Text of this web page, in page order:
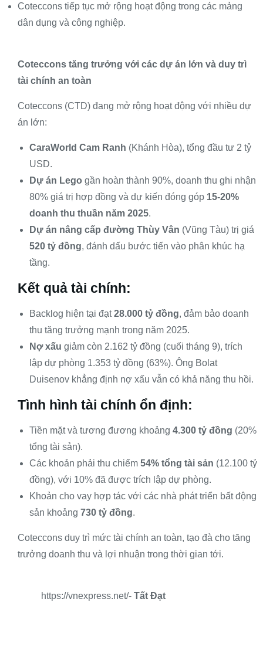
Coteccons tiếp tục mở rộng hoạt động trong các mảng
dân dụng và công nghiệp.
Coteccons tăng trưởng với các dự án lớn và duy trì
tài chính an toàn
Coteccons (CTD) đang mở rộng hoạt động với nhiều dự
án lớn:
CaraWorld Cam Ranh (Khánh Hòa), tổng đầu tư 2 tỷ
USD.
Dự án Lego gần hoàn thành 90%, doanh thu ghi nhận
80% giá trị hợp đồng và dự kiến đóng góp 15-20%
doanh thu thuần năm 2025.
Dự án nâng cấp đường Thùy Vân (Vũng Tàu) trị giá
520 tỷ đồng, đánh dấu bước tiến vào phân khúc hạ
tầng.
Kết quả tài chính:
Backlog hiện tại đạt28.000 tỷ đồng, đảm bảo doanh
thu tăng trưởng mạnh trong năm 2025.
Nợ xấu giảm còn 2.162 tỷ đồng (cuối tháng 9), trích
lập dự phòng 1.353 tỷ đồng (63%). Ông Bolat
Duisenov khẳng định nợ xấu vẫn có khả năng thu hồi.
Tình hình tài chính ổn định:
Tiền mặt và tương đương khoảng 4.300 tỷ đồng (20%
tổng tài sản).
Các khoản phải thu chiếm 54% tổng tài sản (12.100 tỷ
đồng), với 10% đã được trích lập dự phòng.
Khoản cho vay hợp tác với các nhà phát triển bất động
sản khoảng 730 tỷ đồng.
Coteccons duy trì mức tài chính an toàn, tạo đà cho tăng
trưởng doanh thu và lợi nhuận trong thời gian tới.
https://vnexpress.net/- Tất Đạt